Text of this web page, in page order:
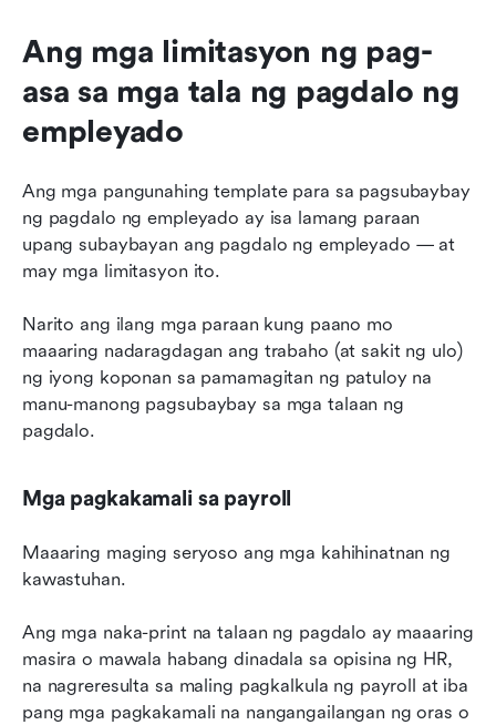
Ang mga limitasyon ng pag-
asa sa mga tala ng pagdalo ng
empleyado
Ang mga pangunahing template para sa pagsubaybay
ng pagdalo ng empleyado ay isa lamang paraan
upang subaybayan ang pagdalo ng empleyado — at
may mga limitasyon ito.
Narito ang ilang mga paraan kung paano mo
maaaring nadaragdagan ang trabaho (at sakit ng ulo)
ng iyong koponan sa pamamagitan ng patuloy na
manu-manong pagsubaybay sa mga talaan ng
pagdalo.
Mga pagkakamali sa payroll
Maaaring maging seryoso ang mga kahihinatnan ng
kawastuhan.
Ang mga naka-print na talaan ng pagdalo ay maaaring
masira o mawala habang dinadala sa opisina ng HR,
na nagreresulta sa maling pagkalkula ng payroll at iba
pang mga pagkakamali na nangangailangan ng oras o